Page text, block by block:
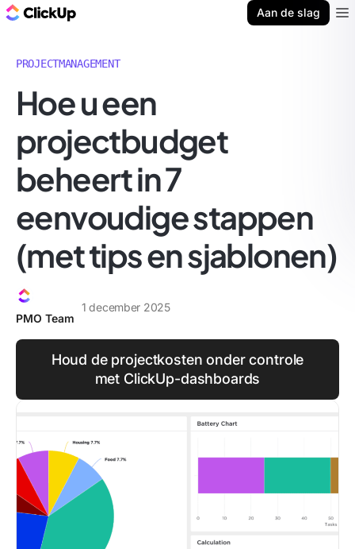
Aan de slag
PROJECTMANAGEMENT
Hoe u een
projectbudget
beheert in 7
eenvoudige stappen
(met tips en sjablonen)
PMO Team
1 december 2025
Houd de projectkosten onder controle
met ClickUp-dashboards